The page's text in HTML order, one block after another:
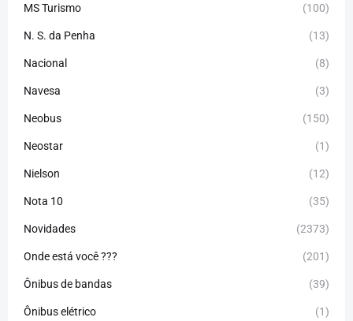
MS Turismo (100)
N. S. da Penha (13)
Nacional (8)
Navesa (3)
Neobus (150)
Neostar (1)
Nielson (12)
Nota 10 (35)
Novidades (2373)
Onde está você ??? (201)
Ônibus de bandas (39)
Ônibus elétrico (1)